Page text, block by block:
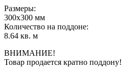
Размеры:
300х300 мм
Количество на поддоне:
8.64 кв. м
ВНИМАНИЕ!
Товар продается кратно поддону!